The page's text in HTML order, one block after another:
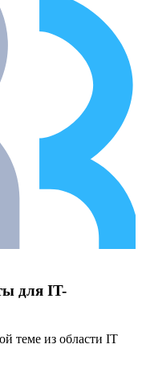
для IT-
теме из области IT